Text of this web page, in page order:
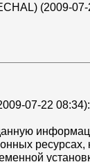
(2009-
07-22 08:34):
ресурсах,